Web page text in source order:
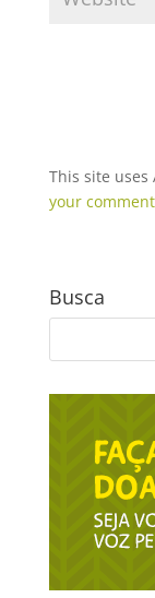
This site uses
your
Busca